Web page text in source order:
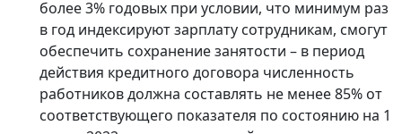
более 3% годовых при условии, что минимум раз
в год индексируют зарплату сотрудникам, смогут
обеспечить сохранение занятости – в период
действия кредитного договора численность
работников должна составлять не менее 85% от
соответствующего показателя по состоянию на 1